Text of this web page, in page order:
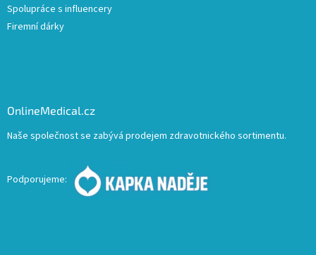
Spolupráce s influencery
Firemní dárky
OnlineMedical.cz
Naše společnost se zabývá prodejem zdravotnického sortimentu.
Podporujeme: